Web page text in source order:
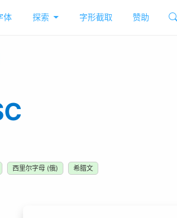
体 探索 字形截取 赞助
西里尔字母 (俄) 希腊文